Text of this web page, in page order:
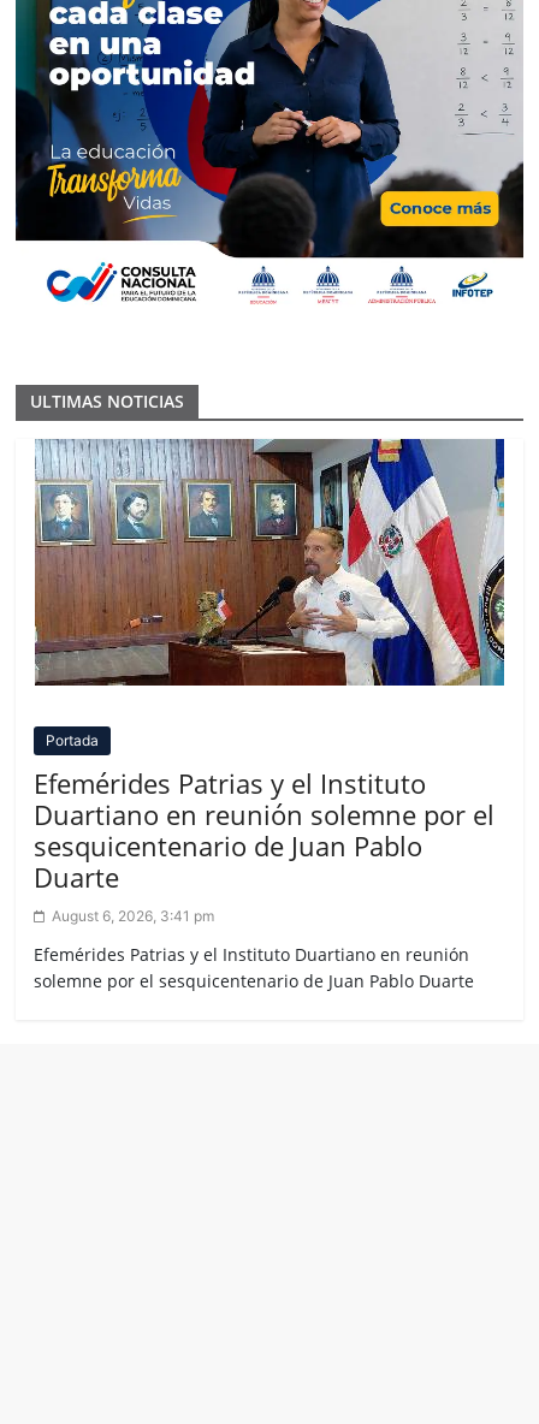
ULTIMAS NOTICIAS
Portada
Efemérides Patrias y el Instituto
Duartiano en reunión solemne por el
sesquicentenario de Juan Pablo
Duarte
August 6, 2026, 3:41 pm
Efemérides Patrias y el Instituto Duartiano en reunión
solemne por el sesquicentenario de Juan Pablo Duarte